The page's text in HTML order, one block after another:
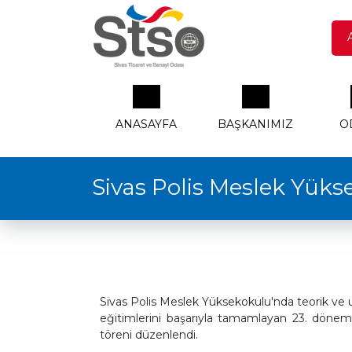
ANASAYFA BAŞKANIMIZ
Sivas Polis Meslek
Sivas Polis Meslek Yüksekokulu'nda teorik ve
eğitimlerini başarıyla tamamlayan 23.
töreni düzenlendi.